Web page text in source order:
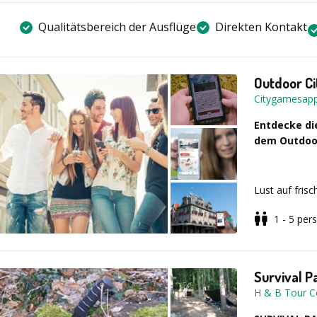
Qualitätsbereich der Ausflüge Direkten Kontakt
Outdoor
Entdecke
dem
Lust auf
der Stadt –
erkundet ihr
oder Belgien.
an denen
Das Spiel
1 - 5
Survival
H & B Tour